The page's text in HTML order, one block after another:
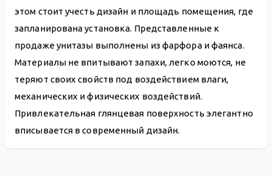
этом стоит учесть дизайн и площадь помещения, где
запланирована установка. Представленные к
продаже унитазы выполнены из фарфора и фаянса.
Материалы не впитывают запахи, легко моются, не
теряют своих свойств под воздействием влаги,
механических и физических воздействий.
Привлекательная глянцевая поверхность элегантно
вписывается в современный дизайн.